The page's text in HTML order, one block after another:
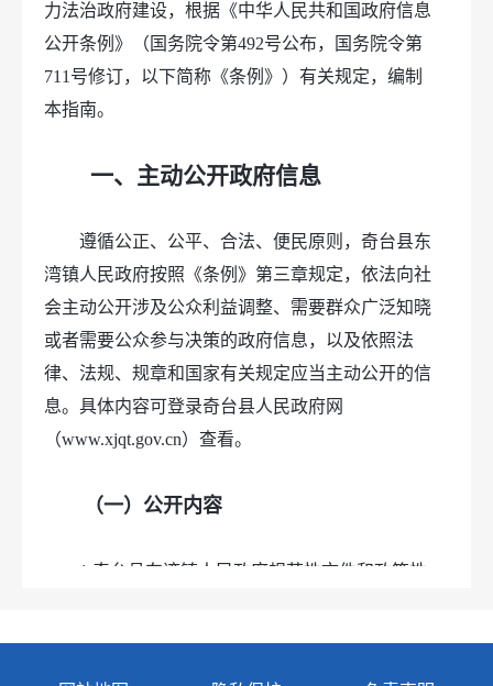
力法治政府建设，根据《中华人民共和国政府信息
公开条例》（国务院令第492号公布，国务院令第
711号修订，以下简称《条例》）有关规定，编制
本指南。
一、主动公开政府信息
遵循公正、公平、合法、便民原则，奇台县东
湾镇人民政府按照《条例》第三章规定，依法向社
会主动公开涉及公众利益调整、需要群众广泛知晓
或者需要公众参与决策的政府信息，以及依照法
律、法规、规章和国家有关规定应当主动公开的信
息。具体内容可登录奇台县人民政府网
（www.xjqt.gov.cn）查看。
（一）公开内容
1.奇台县东湾镇人民政府规范性文件和政策性
2.奇台县东湾镇人民政府领导简历、工作分